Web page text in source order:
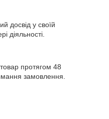
досвід у своїй
діяльності.
протягом 48
замовлення.